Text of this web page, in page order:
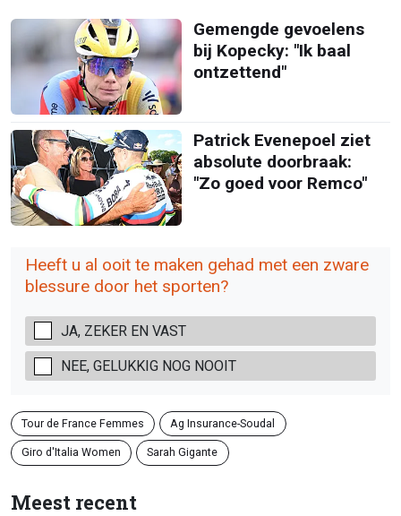
Gemengde gevoelens
bij Kopecky: "Ik baal
ontzettend"
Patrick Evenepoel ziet
absolute doorbraak:
"Zo goed voor Remco"
Heeft u al ooit te maken gehad met een zware
blessure door het sporten?
JA, ZEKER EN VAST
NEE, GELUKKIG NOG NOOIT
Tour de France Femmes Ag Insurance-Soudal
Giro d'Italia Women Sarah Gigante
Meest recent